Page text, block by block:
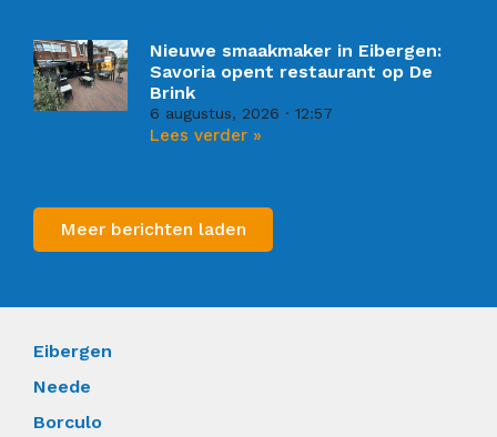
Nieuwe smaakmaker in Eibergen:
Savoria opent restaurant op De
Brink
6 augustus, 2026 12:57
Lees verder »
Meer berichten laden
Eibergen
Neede
Borculo